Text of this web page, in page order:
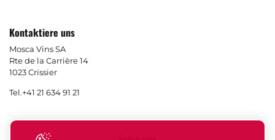
Kontaktiere uns
Mosca Vins SA
Rte de la Carrière 14
1023 Crissier
Tel.+41 21 634 91 21